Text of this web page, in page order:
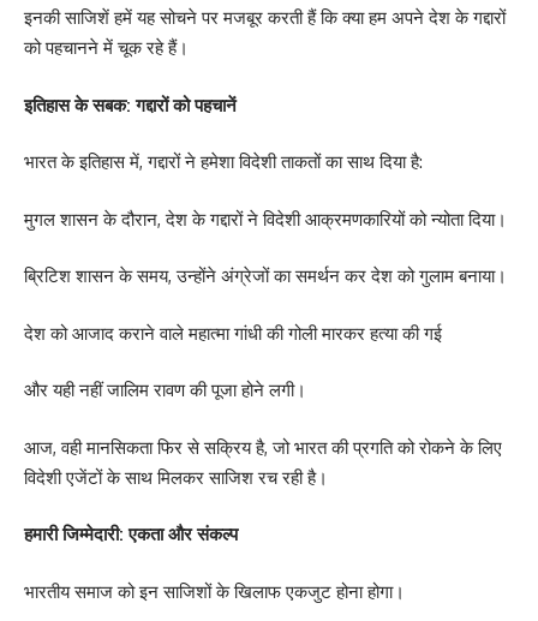
इनकी साजिशें हमें यह सोचने पर मजबूर करती हैं कि क्या हम अपने देश के गद्दारों
को पहचानने में चूक रहे हैं।
इतिहास के सबक: गद्दारों को पहचानें
भारत के इतिहास में, गद्दारों ने हमेशा विदेशी ताकतों का साथ दिया है:
मुगल शासन के दौरान, देश के गद्दारों ने विदेशी आक्रमणकारियों को न्योता दिया।
ब्रिटिश शासन के समय, उन्होंने अंग्रेजों का समर्थन कर देश को गुलाम बनाया।
देश को आजाद कराने वाले महात्मा गांधी की गोली मारकर हत्या की गई
और यही नहीं जालिम रावण की पूजा होने लगी।
आज, वही मानसिकता फिर से सक्रिय है, जो भारत की प्रगति को रोकने के लिए
विदेशी एजेंटों के साथ मिलकर साजिश रच रही है।
हमारी जिम्मेदारी: एकता और संकल्प
भारतीय समाज को इन साजिशों के खिलाफ एकजुट होना होगा।